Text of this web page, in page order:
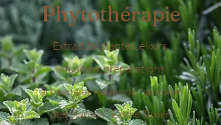
Phytothérapie
Extrait de plantes, élixirs,
infusions, préparations
artisanales issues de "au cœur
des plantes" Elodie Texier,